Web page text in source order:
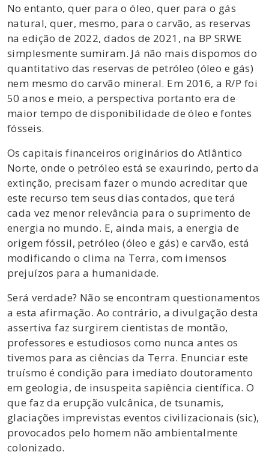
No entanto, quer para o óleo, quer para o gás
natural, quer, mesmo, para o carvão, as reservas
na edição de 2022, dados de 2021, na BP SRWE
simplesmente sumiram. Já não mais dispomos do
quantitativo das reservas de petróleo (óleo e gás)
nem mesmo do carvão mineral. Em 2016, a R/P foi
50 anos e meio, a perspectiva portanto era de
maior tempo de disponibilidade de óleo e fontes
fósseis.
Os capitais financeiros originários do Atlântico
Norte, onde o petróleo está se exaurindo, perto da
extinção, precisam fazer o mundo acreditar que
este recurso tem seus dias contados, que terá
cada vez menor relevância para o suprimento de
energia no mundo. E, ainda mais, a energia de
origem fóssil, petróleo (óleo e gás) e carvão, está
modificando o clima na Terra, com imensos
prejuízos para a humanidade.
Será verdade? Não se encontram questionamentos
a esta afirmação. Ao contrário, a divulgação desta
assertiva faz surgirem cientistas de montão,
professores e estudiosos como nunca antes os
tivemos para as ciências da Terra. Enunciar este
truísmo é condição para imediato doutoramento
em geologia, de insuspeita sapiência científica. O
que faz da erupção vulcânica, de tsunamis,
glaciações imprevistas eventos civilizacionais (sic),
provocados pelo homem não ambientalmente
colonizado.